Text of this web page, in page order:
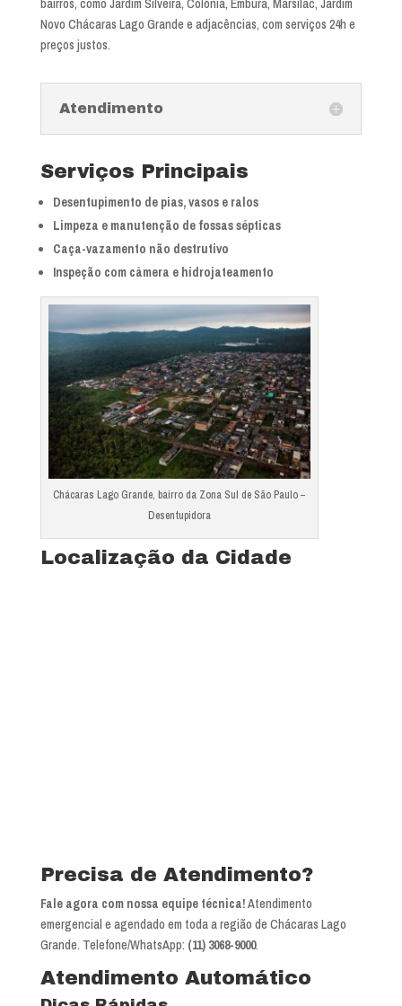
bairros, como Jardim Silveira, Colônia, Embura, Marsilac, Jardim
Novo Chácaras Lago Grande e adjacências, com serviços 24h e
preços justos.
Atendimento
Serviços Principais
Desentupimento de pias, vasos e ralos
Limpeza e manutenção de fossas sépticas
Caça-vazamento não destrutivo
Inspeção com câmera e hidrojateamento
Chácaras Lago Grande, bairro da Zona Sul de São Paulo –
Desentupidora
Localização da Cidade
Precisa de Atendimento?
Fale agora com nossa equipe técnica!Atendimento
emergencial e agendado em toda a região de Chácaras Lago
Grande. Telefone/WhatsApp: (11) 3068-9000.
Atendimento Automático